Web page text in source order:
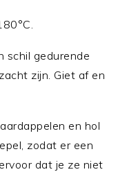
schil gedurende
zijn. Giet af en
en hol
zodat er een
dat je ze niet